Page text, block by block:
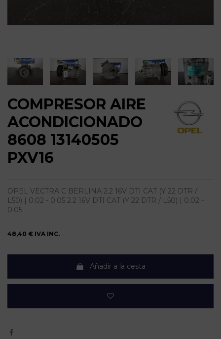
COMPRESOR AIRE
ACONDICIONADO
8608 13140505
PXV16
OPEL VECTRA C BERLINA 2.2 16V DTI CAT (Y 22 DTR /
L50) | 0.02 - 0.05 2.2 16V DTI CAT (Y 22 DTR / L50) | 0.02 -
0.05
48,40 € IVA INC.
Añadir a la cesta